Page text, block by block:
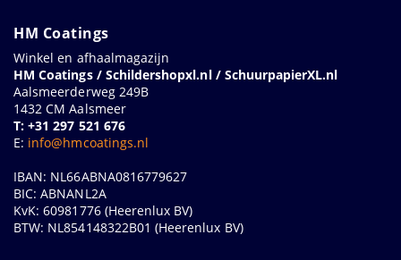
HM Coatings
Winkel en afhaalmagazijn
HM Coatings / Schildershopxl.nl / SchuurpapierXL.nl
Aalsmeerderweg 249B
1432 CM Aalsmeer
T: +31 297 521 676
E: info@hmcoatings.nl
IBAN: NL66ABNA0816779627
BIC: ABNANL2A
KvK: 60981776 (Heerenlux BV)
BTW: NL854148322B01 (Heerenlux BV)